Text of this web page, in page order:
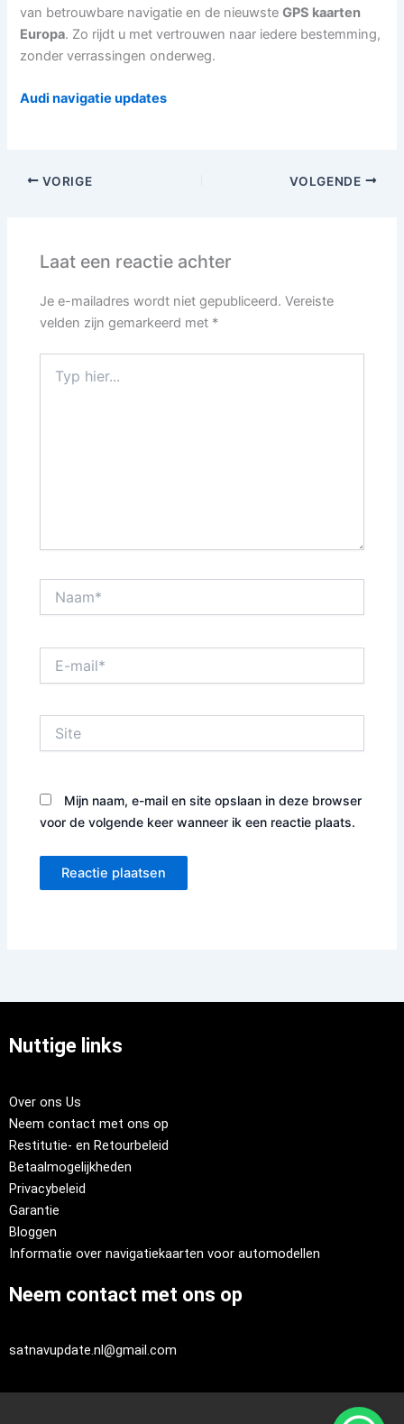
van betrouwbare navigatie en de nieuwsteGPS kaarten
Europa. Zo rijdt u met vertrouwen naar iedere bestemming,
zonder verrassingen onderweg.
Audi navigatie updates
VORIGE VOLGENDE
Laat een reactie achter
Je e-mailadres wordt niet gepubliceerd. Vereiste
velden zijn gemarkeerd met *
hier...
mail*
Mijn naam, e-mail en site opslaan in deze browser
voor de volgende keer wanneer ik een reactie plaats.
Nuttige links
Over ons Us
Neem contact met ons op
Restitutie- en Retourbeleid
Betaalmogelijkheden
Privacybeleid
Garantie
Bloggen
Informatie over navigatiekaarten voor automodellen
Neem contact met ons op
satnavupdate.nl@gmail.com